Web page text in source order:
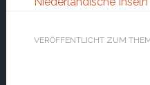
VERÖFFENTLICHT ZUM